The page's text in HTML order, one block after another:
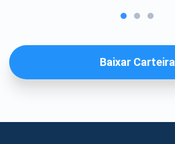
Baixar Carteira